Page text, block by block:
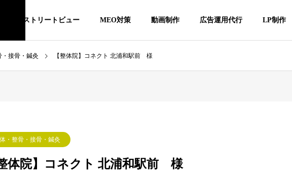
ストリートビュー MEO対策 動画制作 広告運用代行 LP制作
・接骨・鍼灸 【整体院】コネクト 北浦和駅前 様
・整骨・接骨・鍼灸
体院】コネクト 北浦和駅前 様